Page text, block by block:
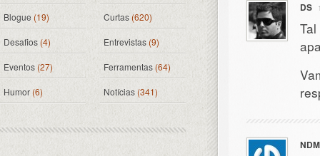
DS
NDM
Blogue (19) Curtas (620)
Desafios (4) Entrevistas (9)
Eventos(27) Ferramentas(64)
Humor (6) Notícias(341)